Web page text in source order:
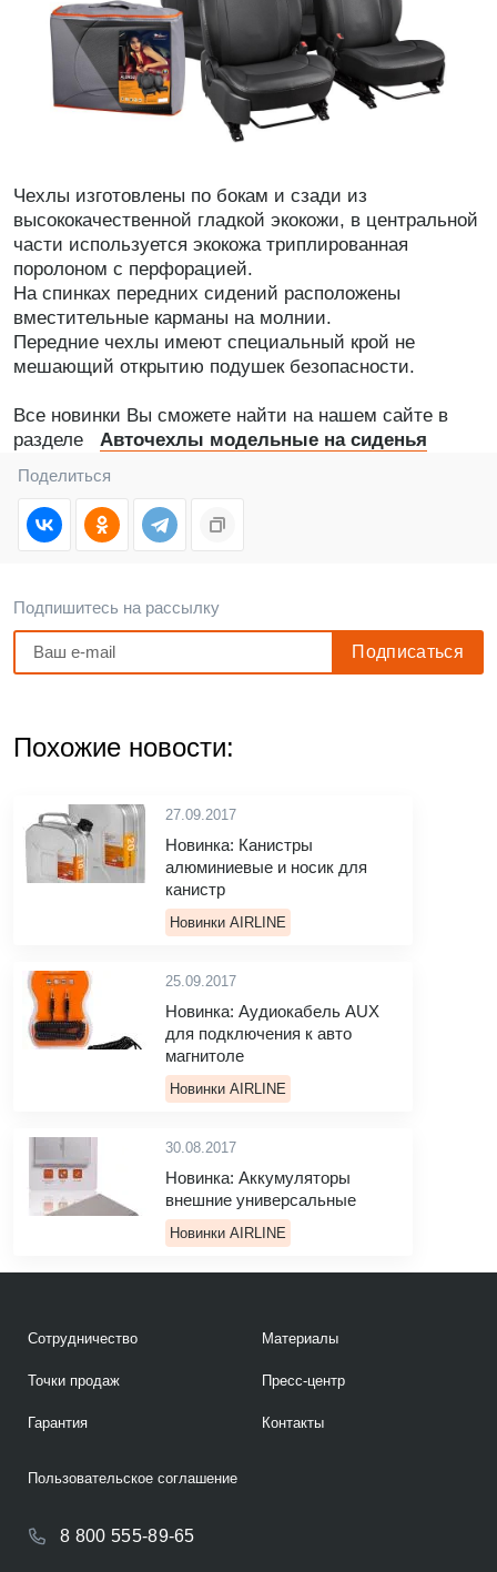
Чехлы изготовлены по бокам и сзади из
высококачественной гладкой экокожи, в центральной
части используется экокожа триплированная
поролоном с перфорацией.
На спинках передних сидений расположены
вместительные карманы на молнии.
Передние чехлы имеют специальный крой не
мешающий открытию подушек безопасности.
Все новинки Вы сможете найти на нашем сайте в
разделе
Авточехлы модельные на сиденья
Поделиться
Подпишитесь на рассылку
Похожие новости:
27.09.2017
Новинка: Канистры
алюминиевые и носик для
канистр
Новинки AIRLINE
25.09.2017
Новинка: Аудиокабель AUX
для подключения к авто
магнитоле
Новинки AIRLINE
30.08.2017
Новинка: Аккумуляторы
внешние универсальные
Новинки AIRLINE
Сотрудничество
Точки продаж
Гарантия
Материалы
Пресс-центр
Контакты
8 800 555-89-65
Пользовательское соглашение